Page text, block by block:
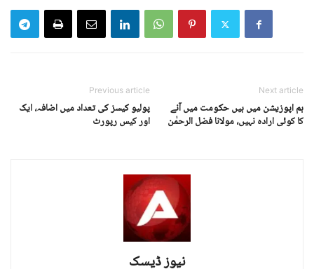
Previous article
پولیو کیسز کی تعداد میں اضافہ، ایک
اور کیس رپورٹ
Next article
ہم اپوزیشن میں ہیں حکومت میں آنے
کا کوئی ارادہ نہیں، مولانا فضل الرحمٰن
نیوز ڈیسک